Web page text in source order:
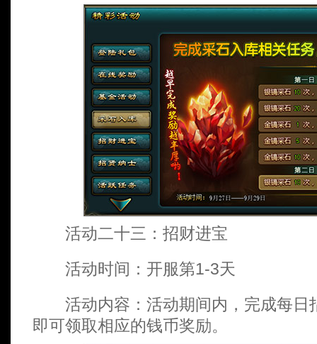
活动二十三：招财进宝
活动时间：开服第1-3天
活动内容：活动期间内，完成每日
即可领取相应的钱币奖励。